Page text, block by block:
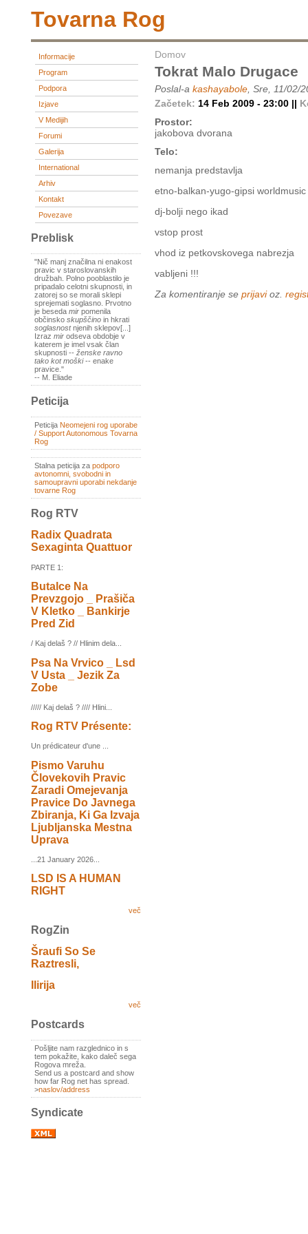
Tovarna Rog
Informacije
Program
Podpora
Izjave
V Medijih
Forumi
Galerija
International
Arhiv
Kontakt
Povezave
Preblisk
"Nič manj značilna ni enakost
pravic v staroslovanskih
družbah. Polno pooblastilo je
pripadalo celotni skupnosti, in
zatorej so se morali sklepi
sprejemati soglasno. Prvotno
je beseda mir pomenila
občinsko skupščino in hkrati
soglasnostnjenih sklepov[...]
Izraz mir odseva obdobje v
katerem je imel vsak član
skupnosti -- ženske ravno
tako kot moški-- enake
pravice."
-- M. Eliade
Peticija
Peticija Neomejeni rog uporabe
/ Support Autonomous Tovarna
Rog
Stalna peticija za podporo
avtonomni, svobodni in
samoupravni uporabi nekdanje
tovarne Rog
Rog RTV
Radix Quadrata
Sexaginta Quattuor
PARTE 1:
Butalce Na
Prevzgojo _ Prašiča
V Kletko _ Bankirje
Pred Zid
/ Kaj delaš ? // Hlinim dela...
Psa Na Vrvico _ Lsd
V Usta _ Jezik Za
Zobe
///// Kaj delaš ? //// Hlini...
Rog RTV Présente:
Un prédicateur d'une ...
Pismo Varuhu
Človekovih Pravic
Zaradi Omejevanja
Pravice Do Javnega
Zbiranja, Ki Ga Izvaja
Ljubljanska Mestna
Uprava
...21 January 2026...
LSD IS A HUMAN
RIGHT
več
RogZin
Šraufi So Se
Raztresli,
Ilirija
več
Postcards
Pošljite nam razglednico in s
tem pokažite, kako daleč sega
Rogova mreža.
Send us a postcard and show
how far Rog net has spread.
>naslov/address
Syndicate
Domov
Tokrat Malo Drugace
Poslal-a kashayabole , Sre, 11/02/
Začetek: 14 Feb 2009 - 23:00 ||
Prostor:
jakobova dvorana
Telo:
nemanja predstavlja
etno-balkan-yugo-gipsi worldmusic
dj-bolji nego ikad
vstop prost
vhod iz petkovskovega nabrezja
vabljeni !!!
Za komentiranje se prijavioz.